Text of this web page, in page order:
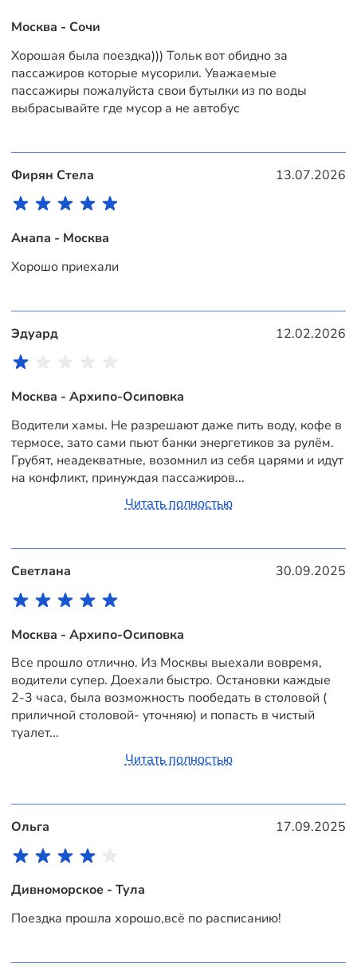
Москва - Сочи
Хорошая была поездка))) Тольк вот обидно за
пассажиров которые мусорили. Уважаемые
пассажиры пожалуйста свои бутылки из по воды
выбрасывайте где мусор а не автобус
Фирян Стела 13.07.2026
Анапа - Москва
Хорошо приехали
Эдуард 12.02.2026
Москва - Архипо-Осиповка
Водители хамы. Не разрешают даже пить воду, кофе в
термосе, зато сами пьют банки энергетиков за рулём.
Грубят, неадекватные, возомнил из себя царями и идут
на конфликт, принуждая пассажиров...
Читать полностью
Светлана 30.09.2025
Москва - Архипо-Осиповка
Все прошло отлично. Из Москвы выехали вовремя,
водители супер. Доехали быстро. Остановки каждые
2-3 часа, была возможность пообедать в столовой (
приличной столовой- уточняю) и попасть в чистый
туалет...
Читать полностью
Ольга 17.09.2025
Дивноморское - Тула
Поездка прошла хорошо,всё по расписанию!